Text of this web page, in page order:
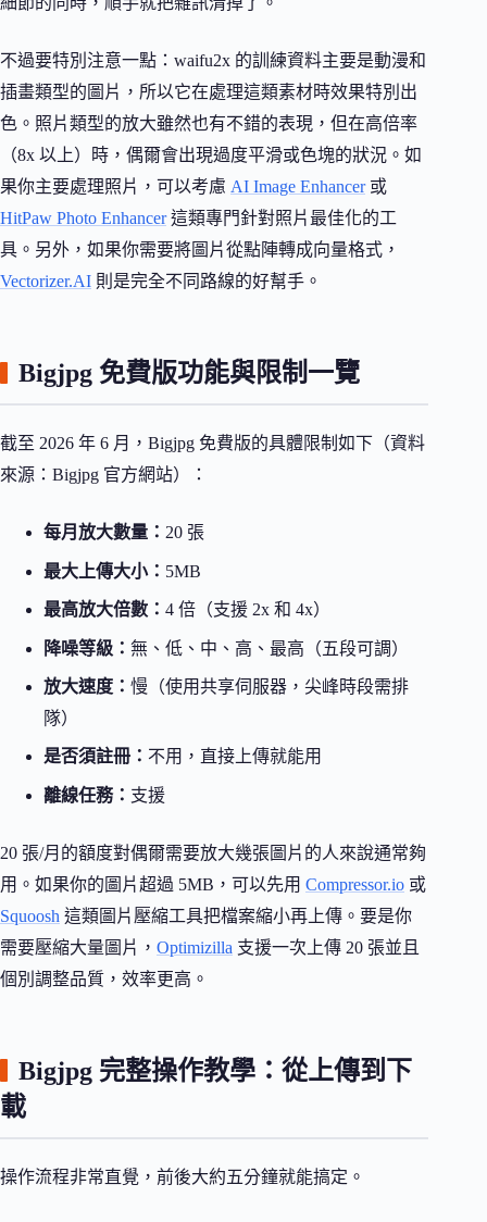
不過要特別注意一點：waifu2x 的訓練資料主要是動漫和
插畫類型的圖片，所以它在處理這類素材時效果特別出
色。照片類型的放大雖然也有不錯的表現，但在高倍率
（8x 以上）時，偶爾會出現過度平滑或色塊的狀況。如
果你主要處理照片，可以考慮 AI Image Enhancer或
HitPaw Photo Enhancer這類專門針對照片最佳化的工
具。另外，如果你需要將圖片從點陣轉成向量格式，
Vectorizer.AI 則是完全不同路線的好幫手。
Bigjpg 免費版功能與限制一覽
截至 2026 年 6 月，Bigjpg 免費版的具體限制如下（資料
來源：Bigjpg 官方網站）：
每月放大數量： 20 張
最大上傳大小： 5MB
最高放大倍數： 4 倍（支援 2x 和 4x）
降噪等級： 無、低、中、高、最高（五段可調）
放大速度： 慢（使用共享伺服器，尖峰時段需排
隊）
是否須註冊： 不用，直接上傳就能用
離線任務： 支援
20 張/月的額度對偶爾需要放大幾張圖片的人來說通常夠
用。如果你的圖片超過 5MB，可以先用 Compressor.io 或
Squoosh 這類圖片壓縮工具把檔案縮小再上傳。要是你
需要壓縮大量圖片， Optimizilla 支援一次上傳 20 張並且
個別調整品質，效率更高。
Bigjpg 完整操作教學：從上傳到下
載
操作流程非常直覺，前後大約五分鐘就能搞定。